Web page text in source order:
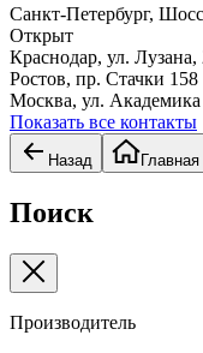
Санкт-Петербург,
Открыт
Краснодар, ул.
Ростов, пр. Стачки 158
Москва, ул.
Показать все контакты
Назад Главная
Поиск
Производитель